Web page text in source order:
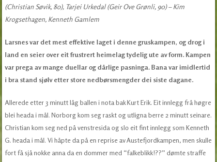
(Christian Søvik, 80), Tarjei Urkedal (Geir Ove Grønli, 90) – Kim
Krogsethagen, Kenneth Gamlem
Larsnes var det mest effektive laget i denne gruskampen, og drog i
land en seier over eit frustrert heimelag tydelig ute av form. Kampen
var prega av mange duellar og dårlige pasninga. Bana var imidlertid
i bra stand sjølv etter store nedbørsmengder dei siste dagane.
Allerede etter 3 minutt låg ballen i nota bak Kurt Erik. Eit innlegg frå høgre
blei heada i mål. Norborg kom seg raskt og utligna berre 2 minutt seinare.
Christian kom seg ned på venstresida og slo eit fint innlegg som Kenneth
G. heada i mål. Vi håpte da på en reprise av Austefjordkampen, men skulle
fort få sjå nokke anna da en dommer med “falkeblikk!??” dømte straffe